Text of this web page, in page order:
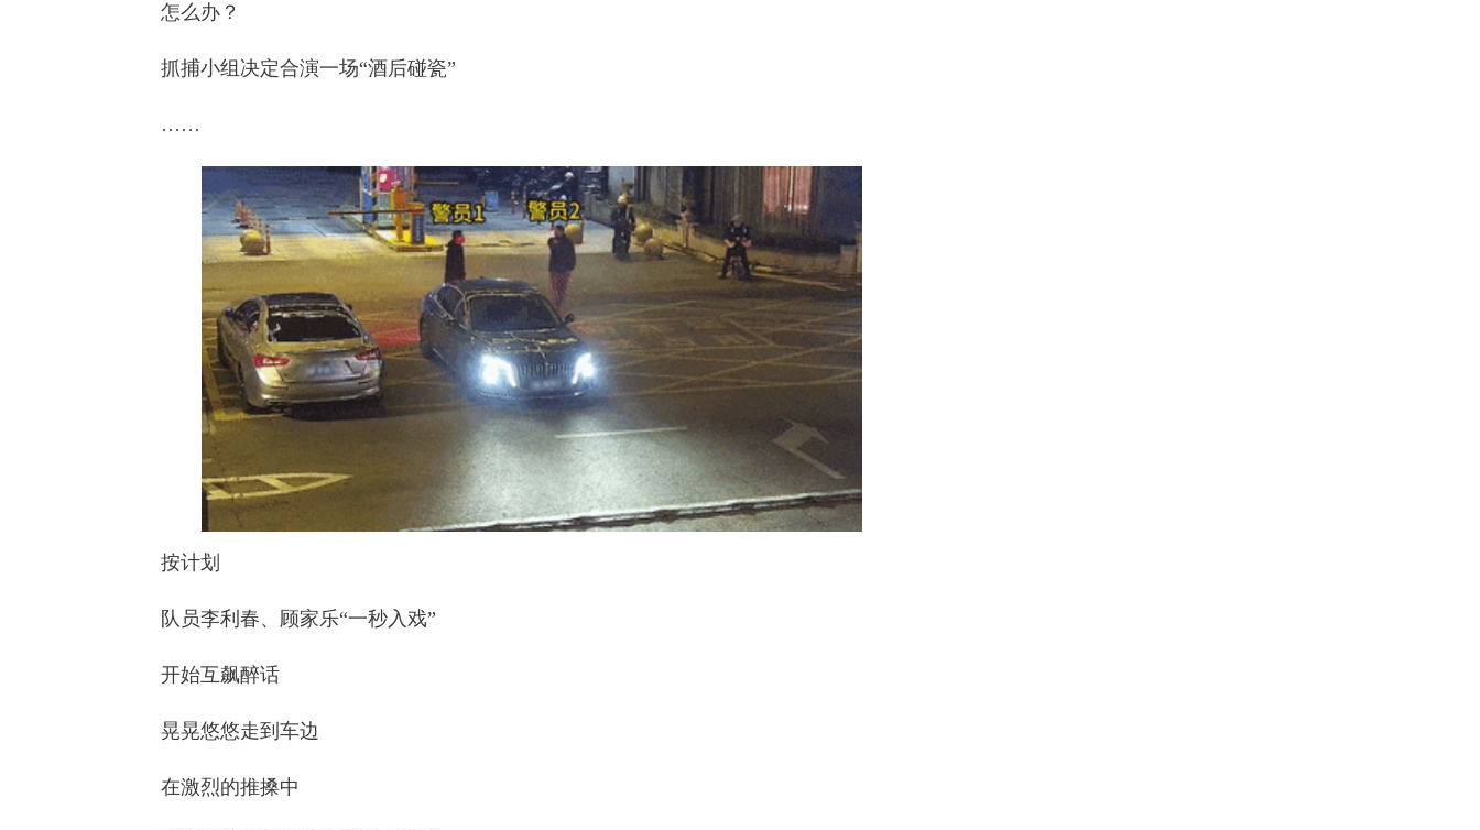
怎么办？
抓捕小组决定合演一场“酒后碰瓷”
……
按计划
队员李利春、顾家乐“一秒入戏”
开始互飙醉话
晃晃悠悠走到车边
在激烈的推搡中